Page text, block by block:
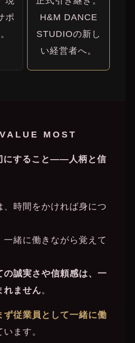
ポ
H&M DANCE
STUDIOの新し
い経営者へ。
MOST
にすること——人柄と信
、時間をかければ身につ
一緒に働きながら覚えて
の誠実さや信頼感は、一
れません。
ず従業員として一緒に働
ます。